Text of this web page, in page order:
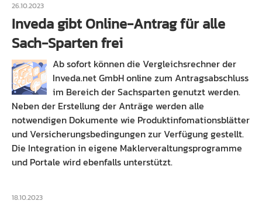
26.10.2023
Inveda gibt Online-Antrag für alle
Sach-Sparten frei
Ab sofort können die Vergleichsrechner der
Inveda.net GmbH online zum Antragsabschluss
im Bereich der Sachsparten genutzt werden.
Neben der Erstellung der Anträge werden alle
notwendigen Dokumente wie Produktinfomationsblätter
und Versicherungsbedingungen zur Verfügung gestellt.
Die Integration in eigene Maklerveraltungsprogramme
und Portale wird ebenfalls unterstützt.
18.10.2023